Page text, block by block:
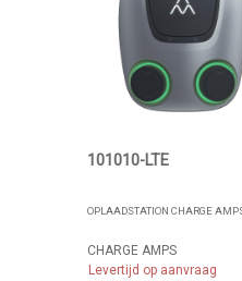
101010-LTE
OPLAADSTATION CHARGE
CHARGE AMPS
Levertijd op aanvraag